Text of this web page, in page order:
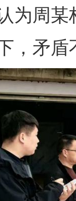
为周
，矛盾